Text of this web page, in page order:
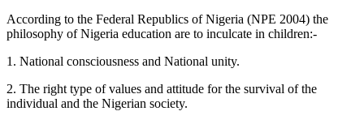
According to the Federal Republics of Nigeria (NPE 2004) the
philosophy of Nigeria education are to inculcate in children:-
1. National consciousness and National unity.
2. The right type of values and attitude for the survival of the
individual and the Nigerian society.